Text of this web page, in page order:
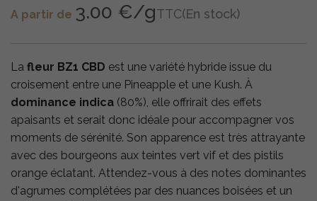
A partir de 3.00 €/gTTC(En stock)
La fleur BZ1 CBD est une variété hybride issue du
croisement entre une Pineapple et une Kush. À
dominance indica (80%), elle offrirait des effets
apaisants et serait donc idéale pour accompagner vos
moments de sérénité. Son apparence est très attrayante
avec des bourgeons aux teintes vert vif et des pistils
orange éclatant. Attendez-vous à des notes dominantes
d'agrumes complétées par des nuances boisées et un